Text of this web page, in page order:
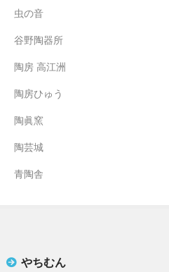
虫の音
谷野陶器所
陶房 高江洲
陶房ひゅう
陶眞窯
陶芸城
青陶舎
やちむん